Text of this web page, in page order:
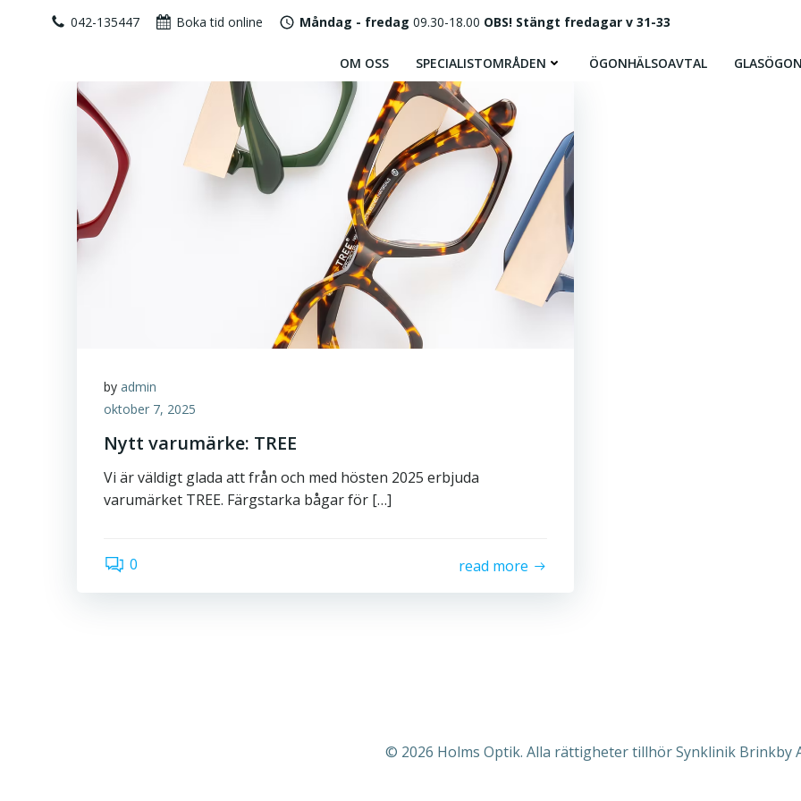
042-135447 Boka tid online Måndag - fredag 09.30-18.00 OBS! Stängt fredagar v 31-33
OM OSS SPECIALISTOMRÅDEN ÖGONHÄLSOAVTAL
by admin
oktober 7, 2025
Nytt varumärke: TREE
Vi är väldigt glada att från och med hösten 2025 erbjuda
varumärket TREE. Färgstarka bågar för […]
0 read more
© 2026 Holms Optik. Alla rättigheter tillhör Synklinik Brinkby